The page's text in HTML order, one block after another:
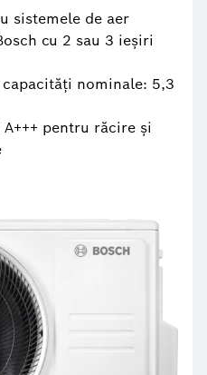
sistemele de aer
cu 2 sau 3 ieșiri
nominale: 5,3
pentru răcire și